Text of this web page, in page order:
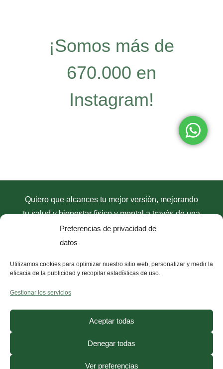
Preferencias de privacidad de
datos
Utilizamos cookies para optimizar nuestro sitio web, personalizar y medir la
eficacia de la publicidad y recopilar estadísticas de uso.
Gestionar los servicios
Aceptar todas
Denegar todas
Ver preferencias
¡Somos más de
670.000 en
Instagram!
Quiero que alcances tu mejor versión, mejorando
tu salud y bienestar físico y mental a través de una
dieta antiinflamatoriacon mimétodo
antiinflamatorio D.R.A.C